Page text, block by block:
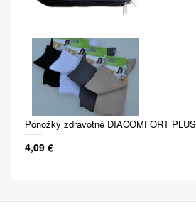
Ponožky zdravotné DIACOMFORT PLUS
4,09 €